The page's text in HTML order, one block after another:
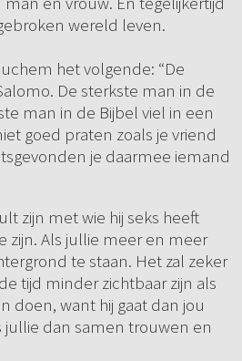
wereld leven.
het volgende: “De
De sterkste man in de
man in de Bijbel viel in een
goed praten zoals je vriend
je daarmee iemand
zijn met wie hij seks heeft
zijn. Als jullie meer en meer
te staan. Het zal zeker
tijd minder zichtbaar zijn als
doen, want hij gaat dan jou
jullie dan samen trouwen en